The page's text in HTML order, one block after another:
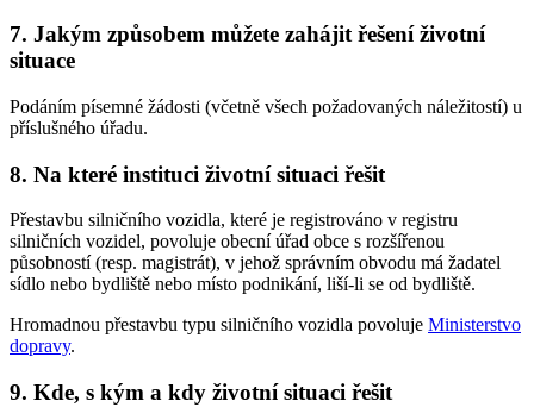
7. Jakým způsobem můžete zahájit řešení životní
situace
Podáním písemné žádosti (včetně všech požadovaných náležitostí) u
příslušného úřadu.
8. Na které instituci životní situaci řešit
Přestavbu silničního vozidla, které je registrováno v registru
silničních vozidel, povoluje obecní úřad obce s rozšířenou
působností (resp. magistrát), v jehož správním obvodu má žadatel
sídlo nebo bydliště nebo místo podnikání, liší-li se od bydliště.
Hromadnou přestavbu typu silničního vozidla povoluje Ministerstvo
dopravy.
9. Kde, s kým a kdy životní situaci řešit